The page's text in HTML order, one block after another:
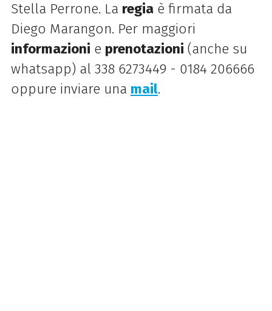
Stella Perrone. La regiaè firmata da
Diego Marangon. Per maggiori
informazioni e prenotazioni (anche su
whatsapp) al 338 6273449 - 0184 206666
oppure inviare una mail.